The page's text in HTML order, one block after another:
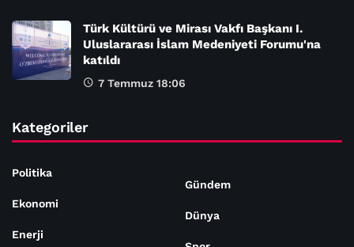
Türk Kültürü ve Mirası Vakfı Başkanı I.
Uluslararası İslam Medeniyeti Forumu'na
katıldı
7 Temmuz 18:06
Kategoriler
Politika
Ekonomi
Enerji
Gündem
Dünya